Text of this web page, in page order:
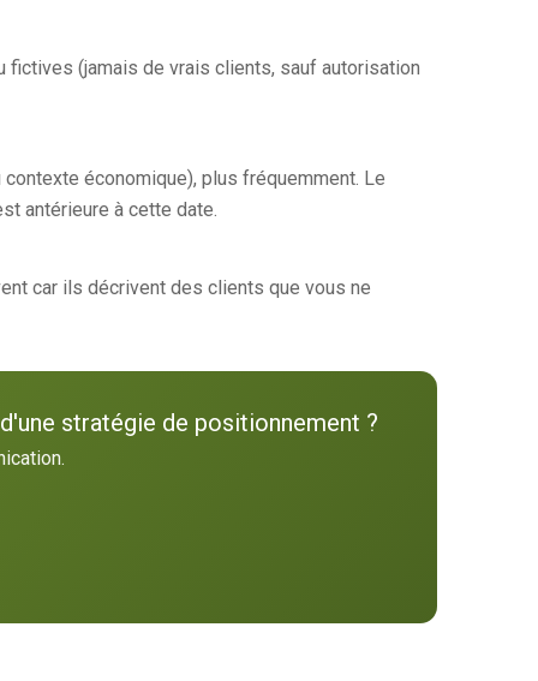
fictives (jamais de vrais clients, sauf autorisation
économique), plus fréquemment. Le
antérieure à cette date.
car ils décrivent des clients que vous ne
stratégie de positionnement ?